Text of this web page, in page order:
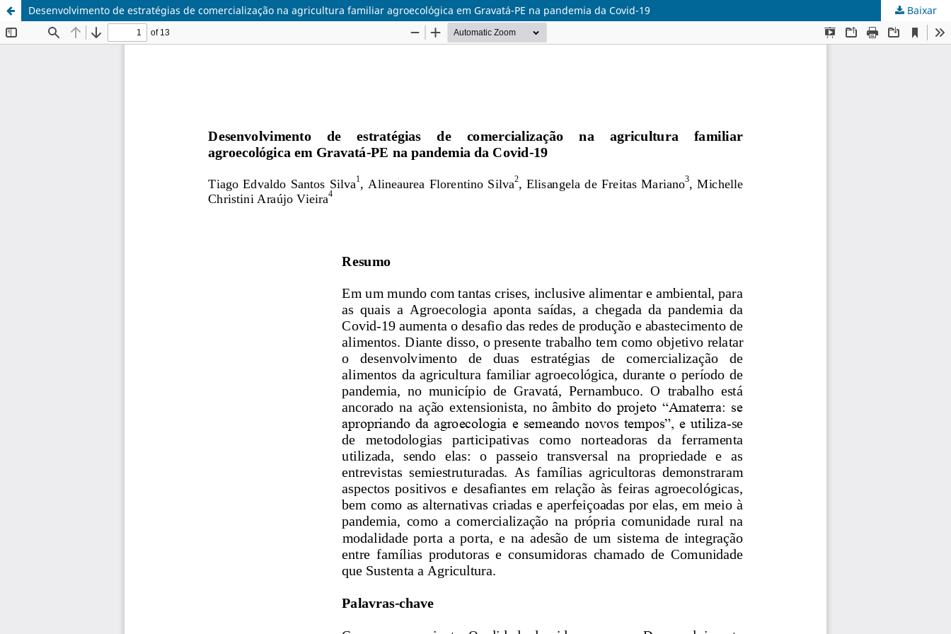
Desenvolvimento de estratégias de comercialização na agricultura familiar agroecológica em Gravatá-PE na pandemia da Covid-19 Baixar